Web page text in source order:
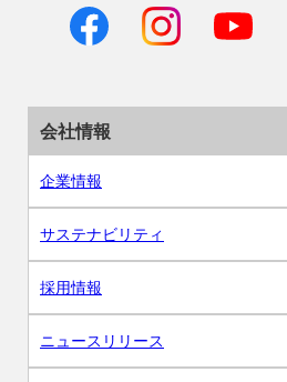
会社情報
企業情報
サステナビリティ
採用情報
ニュースリリース